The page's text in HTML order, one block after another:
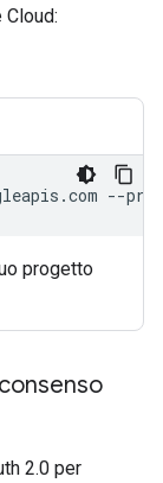
--
progetto
2.0 per